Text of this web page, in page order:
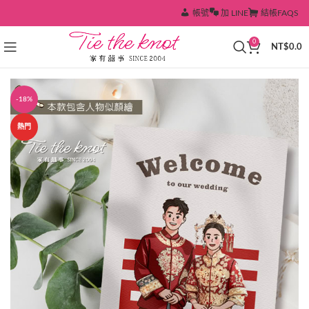
帳號 加 LINE 結帳FAQS
0
NT$0.0
-18%
熱門